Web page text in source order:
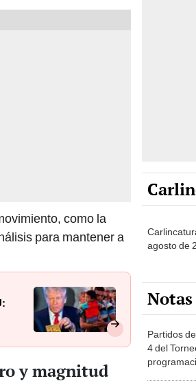
como la
para mantener a
y magnitud
agosto de
Notas
Partidos
4 del